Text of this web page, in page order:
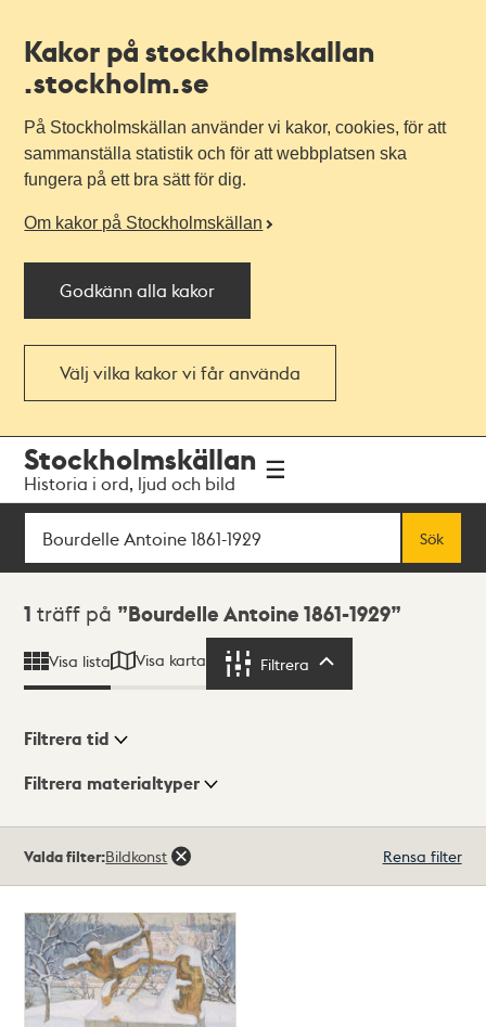
Kakor på stockholmskallan
.stockholm.se
På Stockholmskällan använder vi kakor, cookies, för att
sammanställa statistik och för att webbplatsen ska
fungera på ett bra sätt för dig.
Om kakor på Stockholmskällan
Godkänn alla kakor
Välj vilka kakor vi får använda
navigationen
huvudinnehållet
Stockholmskällan
Historia i ord, ljud och bild
Sök
Sök
Sökresultat
1 träff på Bourdelle Antoine 1861-1929
Visa lista Visa karta Filtrera
Visningsläge
Filtrera tid
Filtrera materialtyper
träffar
Valda filter:Bildkonst Rensa filter